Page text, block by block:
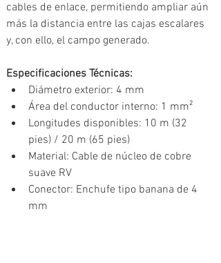
cables de enlace, permitiendo ampliar aún
más la distancia entre las cajas escalares
y, con ello, el campo generado.
Especificaciones Técnicas:
Diámetro exterior: 4 mm
Área del conductor interno: 1 mm²
Longitudes disponibles: 10 m (32
pies) / 20 m (65 pies)
Material: Cable de núcleo de cobre
suave RV
Conector: Enchufe tipo banana de 4
mm